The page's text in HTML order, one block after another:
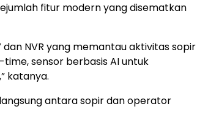
fitur modern yang disematkan
dan NVR yang memantau aktivitas sopir
sensor berbasis AI untuk
katanya.
antara sopir dan operator